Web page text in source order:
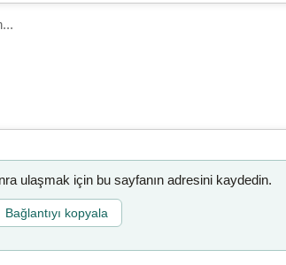
ulaşmak için bu sayfanın adresini kaydedin.
Bağlantıyı kopyala